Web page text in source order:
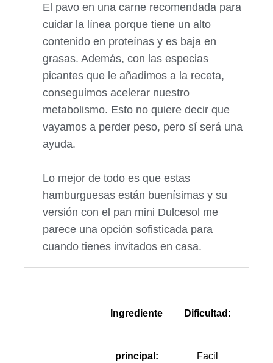
El pavo en una carne recomendada para
cuidar la línea porque tiene un alto
contenido en proteínas y es baja en
grasas. Además, con las especias
picantes que le añadimos a la receta,
conseguimos acelerar nuestro
metabolismo. Esto no quiere decir que
vayamos a perder peso, pero sí será una
ayuda.
Lo mejor de todo es que estas
hamburguesas están buenísimas y su
versión con el pan mini Dulcesol me
parece una opción sofisticada para
cuando tienes invitados en casa.
Ingrediente
principal:
Dificultad:
Facil